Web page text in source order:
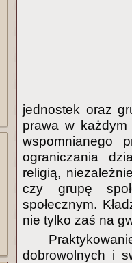
jednostek oraz
prawa w każdym
wspomnianego
ograniczania
religią,
czy grupę
społecznym.
nie tylko zaś na
dobrowolnych i